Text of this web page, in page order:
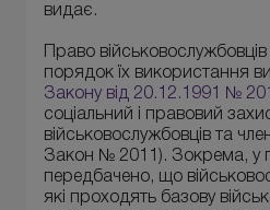
видає.
Право
порядок їх використання
Закону від 20.12.1991 №
соціальний і правовий
військовослужбовців та
Закон № 2011). Зокрема, у п.
передбачено, що
які проходять базову